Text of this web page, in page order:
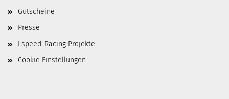
Gutscheine
Presse
Lspeed-Racing Projekte
Cookie Einstellungen